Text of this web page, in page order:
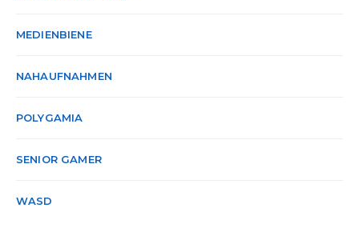
MEDIENBIENE
NAHAUFNAHMEN
POLYGAMIA
SENIOR GAMER
WASD